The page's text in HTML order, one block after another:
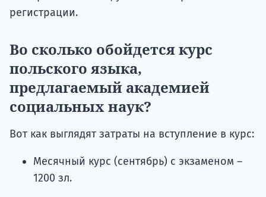
регистрации.
Во сколько обойдется курс
польского языка,
предлагаемый академией
социальных наук?
Вот как выглядят затраты на вступление в курс:
Месячный курс (сентябрь) с экзаменом –
1200 зл.